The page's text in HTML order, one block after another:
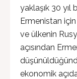
yaklaşık 30
Ermenistan
ve ülkenin
açısından
ekonomik